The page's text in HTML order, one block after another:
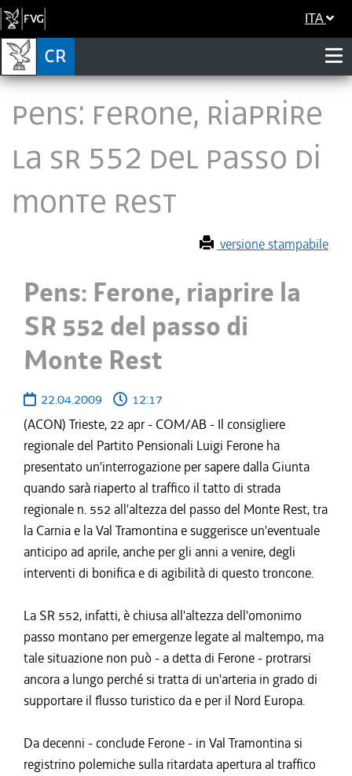
ITA
Pens: Ferone, riaprire
la SR 552 del passo di
Monte Rest
versione stampabile
Pens: Ferone, riaprire la
SR 552 del passo di
Monte Rest
22.04.2009
12:17
(ACON) Trieste, 22 apr - COM/AB - Il consigliere
regionale del Partito Pensionali Luigi Ferone ha
presentato un'interrogazione per sapere dalla Giunta
quando sarà riaperto al traffico il tatto di strada
regionale n. 552 all'altezza del passo del Monte Rest, tra
la Carnia e la Val Tramontina e suggerisce un'eventuale
anticipo ad aprile, anche per gli anni a venire, degli
interventi di bonifica e di agibilità di questo troncone.
La SR 552, infatti, è chiusa all'altezza dell'omonimo
passo montano per emergenze legate al maltempo, ma
tale situazione non può - a detta di Ferone - protrarsi
ancora a lungo perché si tratta di un'arteria in grado di
supportare il flusso turistico da e per il Nord Europa.
Da decenni - conclude Ferone - in Val Tramontina si
registrino polemiche sulla ritardata apertura al traffico